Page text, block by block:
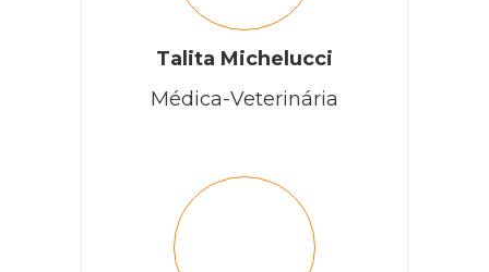
Talita Michelucci
Médica-Veterinária